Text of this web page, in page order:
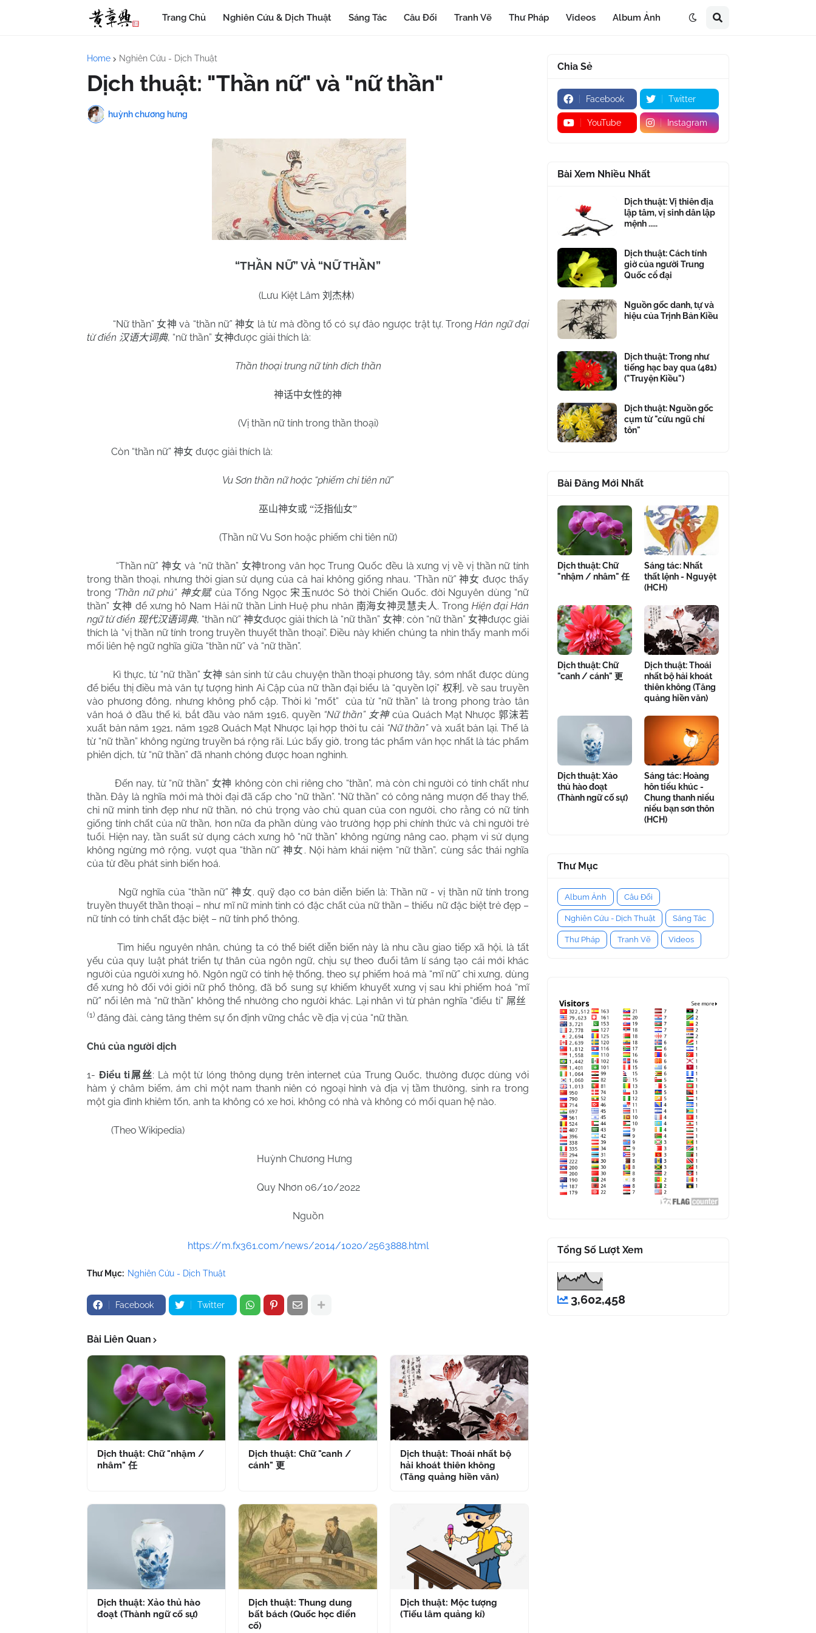
Trang Chủ Nghiên Cứu & Dịch Thuật Sáng Tác Câu Đối Tranh Vẽ Thư Pháp Videos Album Ảnh
Home Nghiên Cứu - Dịch Thuật
Dịch thuật: "Thần nữ" và "nữ thần"
huỳnh chương hưng
“THẦN NỮ” VÀ “NỮ THẦN”
(Lưu Kiệt Lâm 刘杰林)
“Nữ thần” 女神 và “thần nữ”神女 là từ mà đồng tố có sự đảo ngược trật tự. TrongHán ngữ đại
từ điển 汉语大词典, “nữ thần” 女神được giải thích là:
Thần thoại trung nữ tính đích thần
神话中女性的神
(Vị thần nữ tính trong thần thoại)
Còn “thần nữ” 神女 được giải thích là:
Vu Sơn thần nữ hoặc “phiếm chỉ tiên nữ”
巫山神女或 “泛指仙女”
(Thần nữ Vu Sơn hoặc phiếm chỉ tiên nữ)
“Thần nữ”神女 và “nữ thần” 女神trong văn học Trung Quốc đều là xưng vị về vị thần nữ tính
trong thần thoại, nhưng thời gian sử dụng của cả hai không giống nhau. “Thần nữ”神女 được thấy
trong “Thần nữ phú” 神女赋 của Tống Ngọc 宋玉 nước Sở thời Chiến Quốc. đời Nguyên dùng “nữ
thần” 女神 để xưng hô Nam Hải nữ thần Linh Huệ phu nhân 南海女神灵慧夫人. Trong Hiện đại Hán
ngữ từ điển 现代汉语词典, “thần nữ” 神女được giải thích là “nữ thần” 女神; còn “nữ thần” 女神được giải
thích là “vị thần nữ tính trong truyền thuyết thần thoại”. Điều này khiến chúng ta nhìn thấy manh mối
mối liên hệ ngữ nghĩa giữa “thần nữ” và “nữ thần”.
Kì thực, từ “nữ thần” 女神 sản sinh từ câu chuyện thần thoại phương tây, sớm nhất được dùng
để biểu thị điều mà văn tự tượng hình Ai Cập của nữ thần đại biểu là “quyền lợi” 权利 , về sau truyền
vào phương đông, nhưng không phổ cập. Thời kì “mốt”
của từ “nữ thần” là trong phong trào tân
văn hoá ở đầu thế kỉ, bắt đầu vào năm 1916, quyền “Nữ thần” 女神của Quách Mạt Nhược 郭沫若
xuất bản năm 1921, năm 1928 Quách Mạt Nhược lại hợp thời tu cải “Nữ thần”và xuất bản lại. Thế là
từ “nữ thần” không ngừng truyền bá rộng rãi. Lúc bấy giờ, trong tác phẩm văn học nhất là tác phẩm
phiên dịch, từ “nữ thần” đã nhanh chóng được hoan nghinh.
Đến nay, từ “nữ thần” 女神 không còn chỉ riêng cho “thần”, mà còn chỉ người có tính chất như
thần. Đây là nghĩa mới mà thời đại đã cấp cho “nữ thần”. “Nữ thần” có công năng mượn đế thay thế,
chỉ nữ minh tinh đẹp như nữ thần, nó chú trọng vào chủ quan của con người, cho rằng có nữ tính
giống tính chất của nữ thần, hơn nữa đa phần dùng vào trường hợp phi chính thức và chỉ người trẻ
tuổi. Hiện nay, tần suất sử dụng cách xưng hô “nữ thần” không ngừng nâng cao, phạm vi sử dụng
không ngừng mở rộng, vượt qua “thần nữ”神女 . Nội hàm khái niệm “nữ thần”, cùng sắc thái nghĩa
của từ đều phát sinh biến hoá.
Ngữ nghĩa của “thần nữ”神女. quỹ đạo cơ bản diễn biến là: Thần nữ - vị thần nữ tính trong
truyền thuyết thần thoại – như mĩ nữ minh tinh có đặc chất của nữ thần – thiếu nữ đặc biệt trẻ đẹp –
nữ tính có tính chất đặc biệt – nữ tính phổ thông.
Tìm hiểu nguyên nhân, chúng ta có thể biết diễn biến này là nhu cầu giao tiếp xã hội, là tất
yếu của quy luật phát triển tự thân của ngôn ngữ, chịu sự theo đuổi tâm lí sáng tạo cái mới khác
người của người xưng hô. Ngôn ngữ có tính hệ thống, theo sự phiếm hoá mà “mĩ nữ” chỉ xưng, dùng
để xưng hô đối với giới nữ phổ thông, đã bổ sung sự khiếm khuyết xưng vị sau khi phiếm hoá “mĩ
nữ” nổi lên mà “nữ thần” không thể nhường cho người khác. Lại nhân vì từ phản nghĩa “điểu ti” 屌丝
(1) đăng đài, càng tăng thêm sự ổn định vững chắc về địa vị của “nữ thần.
Chú của người dịch
1- Điểu ti 屌丝: Là một từ lóng thông dụng trên internet của Trung Quốc, thường được dùng với
hàm ý châm biếm, ám chỉ một nam thanh niên có ngoại hình và địa vị tầm thường, sinh ra trong
một gia đình khiêm tốn, anh ta không có xe hơi, không có nhà và không có mối quan hệ nào.
(Theo Wikipedia)
Huỳnh Chương Hưng
Quy Nhơn 06/10/2022
Nguồn
https://m.fx361.com/news/2014/1020/2563888.html
Thư Mục: Nghiên Cứu - Dịch Thuật
Facebook Twitter
Bài Liên Quan
Dịch thuật: Chữ "nhậm /
nhâm" 任
Dịch thuật: Chữ "canh /
cánh" 更
Dịch thuật: Thoái nhất bộ
hải khoát thiên không
(Tăng quảng hiền văn)
Dịch thuật: Xảo thủ hào
đoạt (Thành ngữ cố sự)
Dịch thuật: Thung dung
bất bách (Quốc học điển
cố)
Dịch thuật: Mộc tượng
(Tiếu lâm quảng kí)
Chia Sẻ
Facebook Twitter
YouTube Instagram
Bài Xem Nhiều Nhất
Dịch thuật: Vị thiên địa
lập tâm, vị sinh dân lập
mệnh .....
Dịch thuật: Cách tính
giờ của người Trung
Quốc cổ đại
Nguồn gốc danh, tự và
hiệu của Trịnh Bản Kiều
Dịch thuật: Trong như
tiếng hạc bay qua (481)
("Truyện Kiều")
Dịch thuật: Nguồn gốc
cụm từ "cửu ngũ chí
tôn"
Bài Đăng Mới Nhất
Dịch thuật: Chữ
"nhậm / nhâm" 任
Sáng tác: Nhất
thất lệnh - Nguyệt
(HCH)
Dịch thuật: Chữ
"canh / cánh" 更
Dịch thuật: Thoái
nhất bộ hải khoát
thiên không (Tăng
quảng hiền văn)
Dịch thuật: Xảo
thủ hào đoạt
(Thành ngữ cố sự)
Sáng tác: Hoàng
hôn tiểu khúc -
Chung thanh niểu
niểu bạn sơn thôn
(HCH)
Thư Mục
Album Ảnh Câu Đối
Nghiên Cứu - Dịch Thuật Sáng Tác
Thư Pháp Tranh Vẽ Videos
Tổng Số Lượt Xem
3,602,458